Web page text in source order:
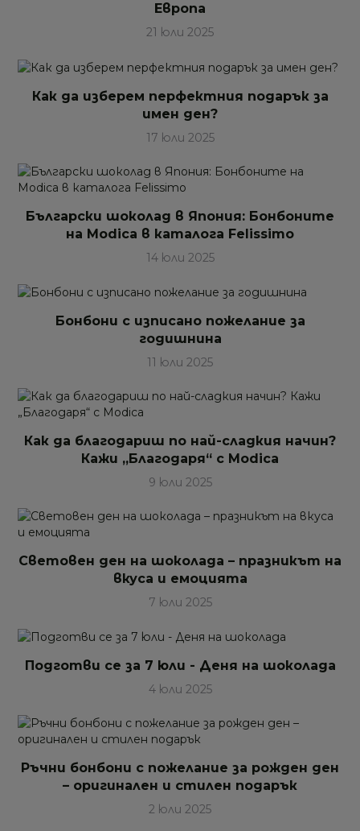
Европа
21 юли 2025
Как да изберем перфектния подарък за
имен ден?
17 юли 2025
Български шоколад в Япония: Бонбоните
на Modica в каталога Felissimo
14 юли 2025
Бонбони с изписано пожелание за
годишнина
11 юли 2025
Как да благодариш по най-сладкия начин?
Кажи „Благодаря“ с Modica
9 юли 2025
Световен ден на шоколада – празникът на
вкуса и емоцията
7 юли 2025
Подготви се за 7 юли - Деня на шоколада
4 юли 2025
Ръчни бонбони с пожелание за рожден ден
– оригинален и стилен подарък
2 юли 2025